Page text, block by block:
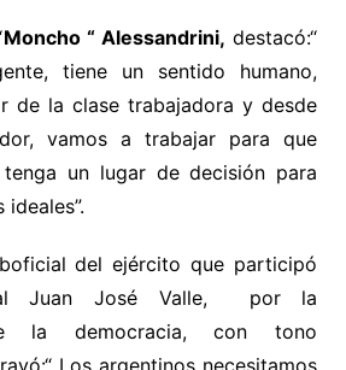
Moncho “ Alessandrini, destacó:“
tiene un sentido humano,
de la clase trabajadora y desde
vamos a trabajar para que
un lugar de decisión para
del ejército que participó
Juan José Valle, por la
la democracia, con tono
Los argentinos necesitamos